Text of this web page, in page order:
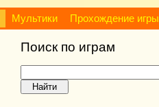
Мультики Прохождение игры
Поиск по играм